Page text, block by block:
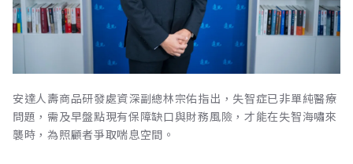
安達人壽商品研發處資深副總林宗佑指出，失智症已非單純醫療
問題，需及早盤點現有保障缺口與財務風險，才能在失智海嘯來
襲時，為照顧者爭取喘息空間。